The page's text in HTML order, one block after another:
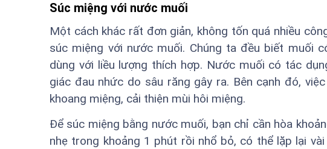
Súc miệng với nước muối
Một cách khác rất đơn giản, không tốn quá nhiều
súc miệng với nước muối. Chúng ta đều biết muối
dùng với liều lượng thích hợp. Nước muối có tác
giác đau nhức do sâu răng gây ra. Bên cạnh đó,
khoang miệng, cải thiện mùi hôi miệng.
Để súc miệng bằng nước muối, bạn chỉ cần hòa
nhẹ trong khoảng 1 phút rồi nhổ bỏ, có thể lặp lại